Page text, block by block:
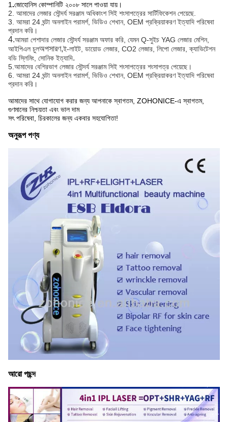
1 .জোহোনিস কোম্পানিটি ২০০৮ সালে পাওয়া যায়।
2. আমাদের লেজার সৌন্দর্য সরঞ্জাম অধিকাংশ সিই শংসাপত্রের সার্টিফিকেশন পেয়েছে.
3. আমরা 24 ঘন্টা অনলাইন পরামর্শ, ভিডিও শেখান, OEM প্রক্রিয়াকরণ ইত্যাদি পরিষেবা
প্রদান করি।
4.আমরা পেশাদার লেজার সৌন্দর্য সরঞ্জাম অফার করি, যেমন Q-সুইচ YAG লেজার মেশিন,
আইপিএল চুলঅপসারণ,ই-লাইট, ডায়োড লেজার, CO2 লেজার, লিপো লেজার, ক্যাভিটেশন
বডি স্লিমিং, সোনিক ইত্যাদি.
5. আমাদের বেশিরভাগ লেজার সৌন্দর্য সরঞ্জাম সিই শংসাপত্রের শংসাপত্র পেয়েছে।
6. আমরা 24 ঘন্টা অনলাইন পরামর্শ, ভিডিও শেখান, OEM প্রক্রিয়াকরণ ইত্যাদি পরিষেবা
প্রদান করি।
আমাদের সাথে যোগাযোগ করার জন্য আপনাকে স্বাগতম, ZOHONICE-এ স্বাগতম,
গুণমানের নিশ্চয়তা এবং ভাল দাম
সৎ পরিষেবা, চিরকালের জন্য একবার সহযোগিতা!
অনুরূপ পণ্য
আরো পছন্দ